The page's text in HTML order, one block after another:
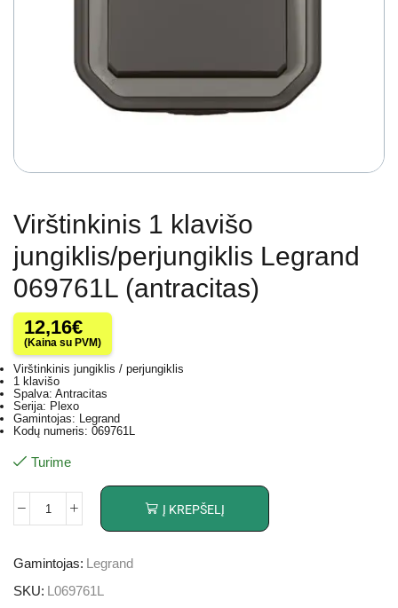
Virštinkinis 1 klavišo
jungiklis/perjungiklis Legrand
069761L (antracitas)
12,16€
(Kaina su PVM)
Virštinkinis jungiklis / perjungiklis
1 klavišo
Spalva: Antracitas
Serija: Plexo
Gamintojas: Legrand
Kodų numeris: 069761L
Turime
Į KREPŠELĮ
Gamintojas:
Legrand
SKU:
L069761L